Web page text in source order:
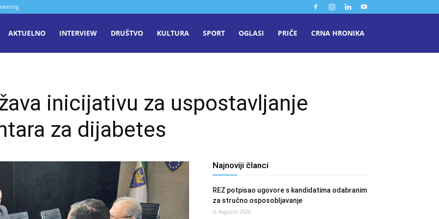
AKTUELNO INTERVIEW DRUŠTVO KULTURA SPORT OGLASI PRIČE CRNA HRONIKA
inicijativu za uspostavljanje
za dijabetes
Najnoviji članci
REZ potpisao ugovore s kandidatima odabranim
za stručno osposobljavanje
4. Augusta 2026.